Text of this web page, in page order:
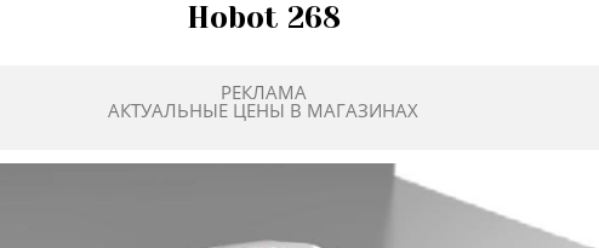
Hobot 268
РЕКЛАМА
АКТУАЛЬНЫЕ ЦЕНЫ В МАГАЗИНАХ